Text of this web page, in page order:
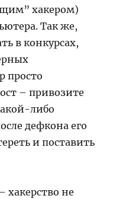
хакером)
Так же,
в конкурсах,
просто
– привозите
либо
дефкона его
и поставить
хакерство не